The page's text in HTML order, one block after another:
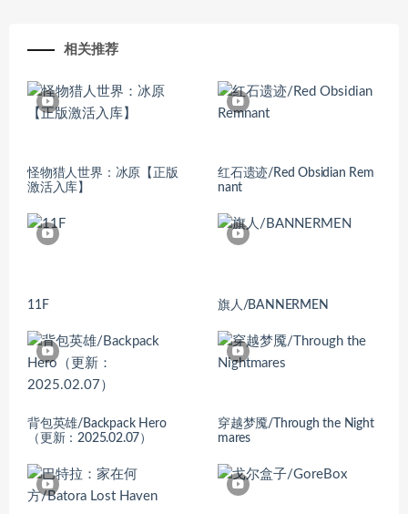
相关推荐
怪物猎人世界：冰原【正版
激活入库】
红石遗迹/Red Obsidian Rem
nant
11F 旗人/BANNERMEN
背包英雄/Backpack Hero
（更新：2025.02.07）
穿越梦魇/Through the Night
mares